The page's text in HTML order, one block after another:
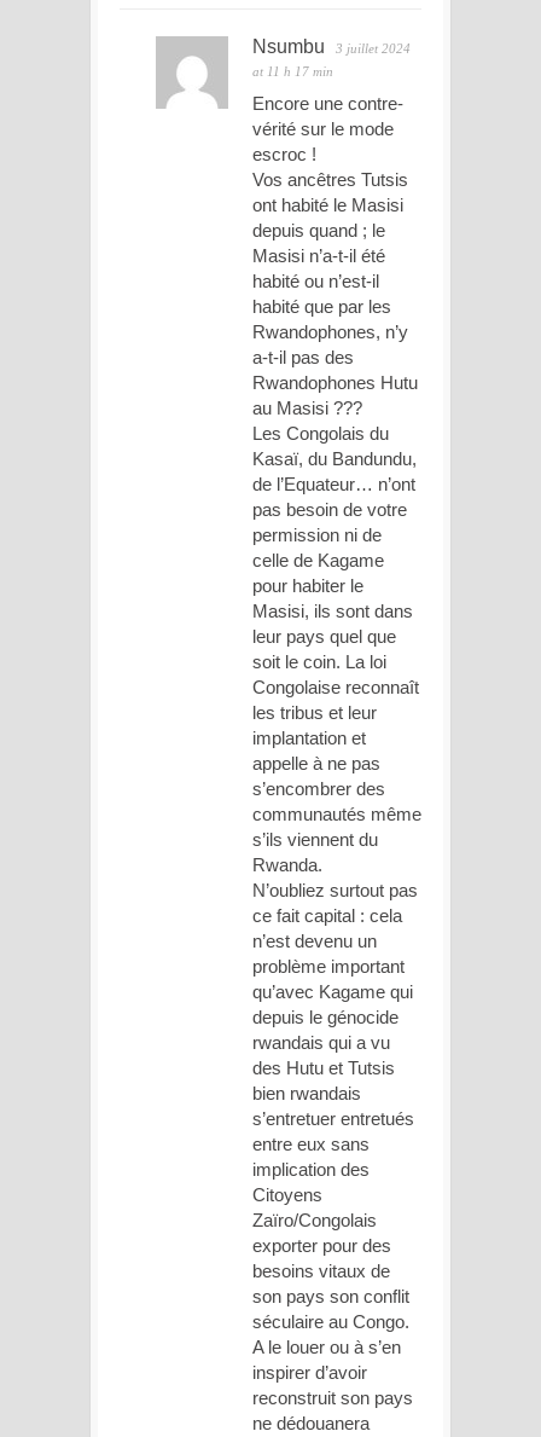
Nsumbu
3 juillet 2024
at 11 h 17 min
Encore une contre-
vérité sur le mode
escroc !
Vos ancêtres Tutsis
ont habité le Masisi
depuis quand ; le
Masisi n’a-t-il été
habité ou n’est-il
habité que par les
Rwandophones, n’y
a-t-il pas des
Rwandophones Hutu
au Masisi ???
Les Congolais du
Kasaï, du Bandundu,
de l’Equateur… n’ont
pas besoin de votre
permission ni de
celle de Kagame
pour habiter le
Masisi, ils sont dans
leur pays quel que
soit le coin. La loi
Congolaise reconnaît
les tribus et leur
implantation et
appelle à ne pas
s’encombrer des
communautés même
s’ils viennent du
Rwanda.
N’oubliez surtout pas
ce fait capital : cela
n’est devenu un
problème important
qu’avec Kagame qui
depuis le génocide
rwandais qui a vu
des Hutu et Tutsis
bien rwandais
s’entretuer entretués
entre eux sans
implication des
Citoyens
Zaïro/Congolais
exporter pour des
besoins vitaux de
son pays son conflit
séculaire au Congo.
A le louer ou à s’en
inspirer d’avoir
reconstruit son pays
ne dédouanera